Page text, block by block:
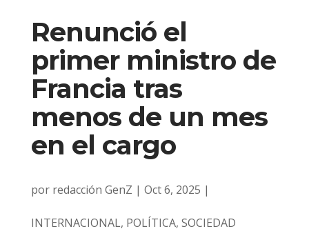
Renunció el
primer ministro de
Francia tras
menos de un mes
en el cargo
por redacción GenZ | Oct 6, 2025 |
INTERNACIONAL, POLÍTICA, SOCIEDAD